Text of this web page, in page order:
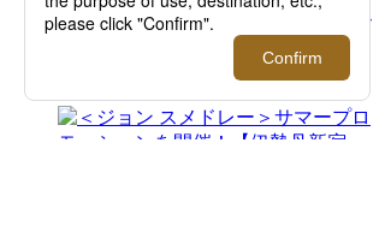
＜モロー・パリ＞｜マーカージュペイントバ
ッグ 「One Of A Kind」コレクションを期間
限定でご紹介【伊勢丹新宿店】